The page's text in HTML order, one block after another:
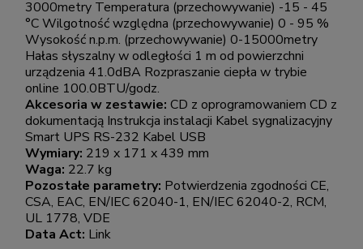
3000metry Temperatura (przechowywanie) -15 - 45
°C Wilgotność względna (przechowywanie) 0 - 95 %
Wysokość n.p.m. (przechowywanie) 0-15000metry
Hałas słyszalny w odległości 1 m od powierzchni
urządzenia 41.0dBA Rozpraszanie ciepła w trybie
online 100.0BTU/godz.
Akcesoria w zestawie: CD z oprogramowaniem CD z
dokumentacją Instrukcja instalacji Kabel sygnalizacyjny
Smart UPS RS-232 Kabel USB
Wymiary: 219 x 171 x 439 mm
Waga: 22.7 kg
Pozostałe parametry: Potwierdzenia zgodności CE,
CSA, EAC, EN/IEC 62040-1, EN/IEC 62040-2, RCM,
UL 1778, VDE
Data Act: Link